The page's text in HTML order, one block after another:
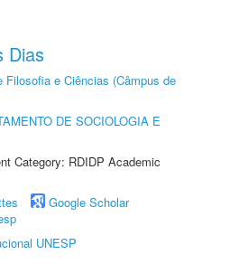
Dias
Filosofia e Ciências (Câmpus de
DE SOCIOLOGIA E
Category: RDIDP Academic
Google Scholar
UNESP